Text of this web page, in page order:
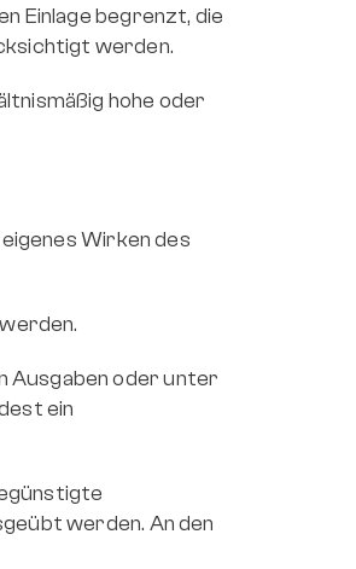
Einlage begrenzt, die
werden.
hohe oder
Wirken des
Ausgaben oder unter
ein
werden. An den